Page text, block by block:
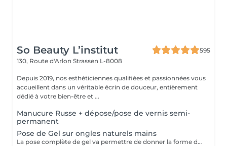
So Beauty L’institut
595
130, Route d'Arlon Strassen L-8008
Depuis 2019, nos esthéticiennes qualifiées et passionnées vous
accueillent dans un véritable écrin de douceur, entièrement
dédié à votre bien-être et ...
Manucure Russe + dépose/pose de vernis semi-
permanent
Pose de Gel sur ongles naturels mains
La pose complète de gel va permettre de donner la forme désirée en rallongeant (ou pas) les ongles (préalablement préparés) soit par la technique du chablon (rallongement au gel) soit par les capsules. Ensuite vient la pose du gel qui sera façonné et enfin la pose de la couleur ou de la French.